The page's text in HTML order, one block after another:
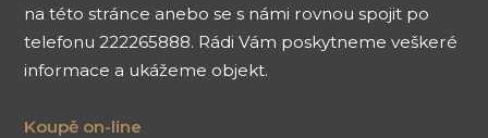
na této stránce anebo se s námi rovnou spojit po
telefonu 222265888. Rádi Vám poskytneme veškeré
informace a ukážeme objekt.
Koupě on-line